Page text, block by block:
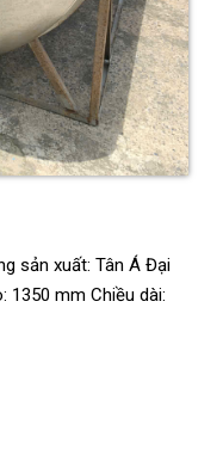
sản xuất: Tân Á Đại
1350 mm Chiều dài: